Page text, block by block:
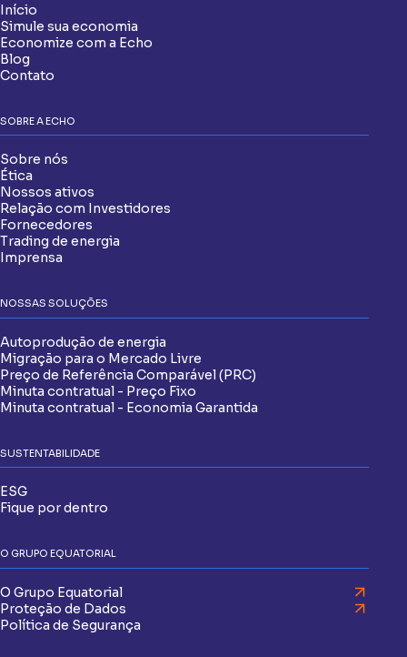
Início
Simule sua economia
Economize com a Echo
Blog
Contato
SOBRE A ECHO
Sobre nós
Ética
Nossos ativos
Relação com Investidores
Fornecedores
Trading de energia
Imprensa
NOSSAS SOLUÇÕES
Autoprodução de energia
Migração para o Mercado Livre
Preço de Referência Comparável (PRC)
Minuta contratual - Preço Fixo
Minuta contratual - Economia Garantida
SUSTENTABILIDADE
ESG
Fique por dentro
O GRUPO EQUATORIAL
O Grupo Equatorial
Proteção de Dados
Política de Segurança